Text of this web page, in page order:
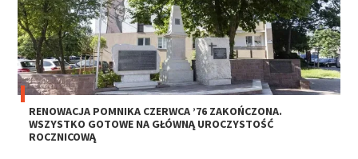
RENOWACJA POMNIKA CZERWCA ’76 ZAKOŃCZONA.
WSZYSTKO GOTOWE NA GŁÓWNĄ UROCZYSTOŚĆ
ROCZNICOWĄ